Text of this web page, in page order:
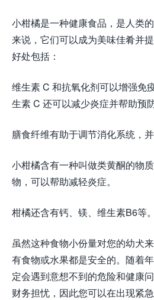
小柑橘是一种健康食品，是人类
来说，它们可以成为美味佳肴并
好处包括：
维生素 C 和抗氧化剂可以增强免
生素 C 还可以减少炎症并帮助预
膳食纤维有助于调节消化系统，并
小柑橘含有一种叫做类黄酮的物
物，可以帮助减轻炎症。
柑橘还含有钙、镁、维生素B6等。
虽然这种食物小份量对您的幼犬
有食物或水果都是安全的。随着
定会遇到意想不到的危险和健康
财务担忧，因此您可以在出现紧